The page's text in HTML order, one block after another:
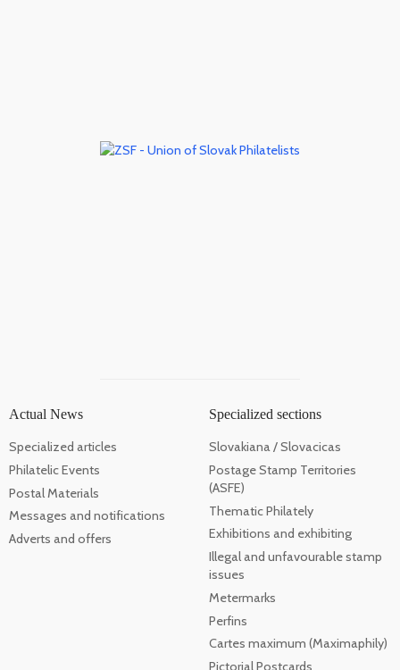
Actual News
Specialized articles
Philatelic Events
Postal Materials
Messages and notifications
Adverts and offers
Specialized sections
Slovakiana / Slovacicas
Postage Stamp Territories
(ASFE)
Thematic Philately
Exhibitions and exhibiting
Illegal and unfavourable stamp
issues
Metermarks
Perfins
Cartes maximum (Maximaphily)
Pictorial Postcards